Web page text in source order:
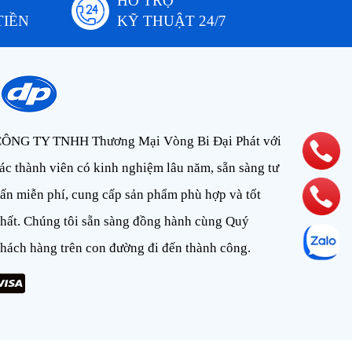
KỸ THUẬT 24/7
TY TNHH Thương Mại Vòng Bi Đại Phát với
thành viên có kinh nghiệm lâu năm, sẵn sàng tư
miễn phí, cung cấp sản phẩm phù hợp và tốt
Chúng tôi sẵn sàng đồng hành cùng Quý
hàng trên con đường đi đến thành công.